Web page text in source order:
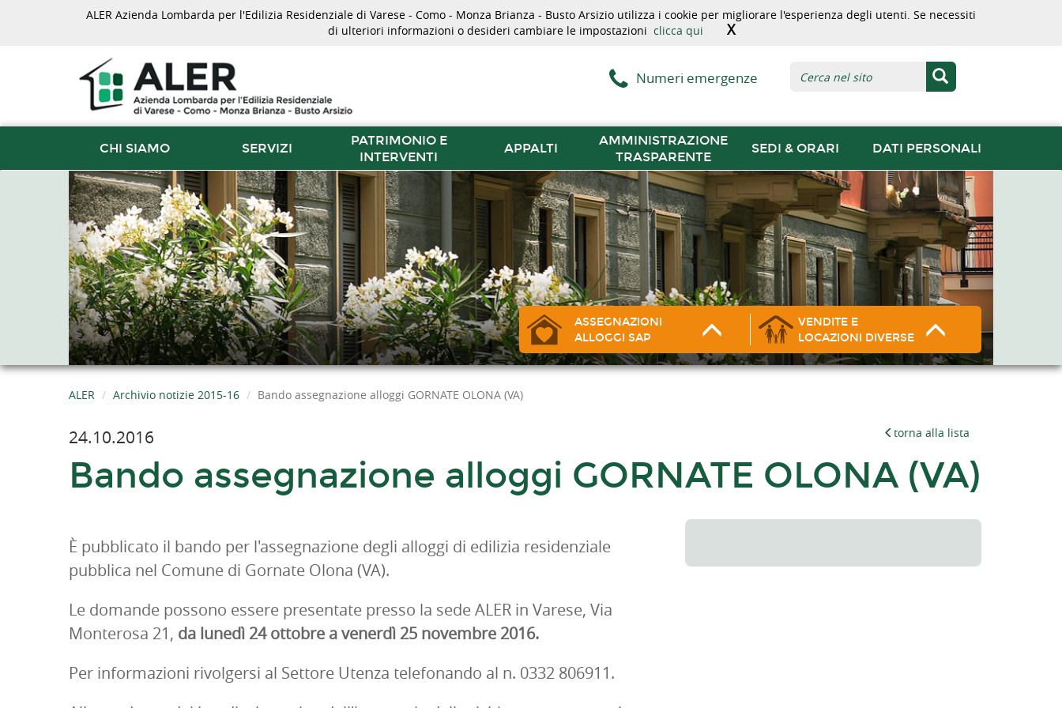
ALER Azienda Lombarda per l'Edilizia Residenziale di Varese - Como - Monza Brianza - Busto Arsizio utilizza i cookie per migliorare l'esperienza degli utenti. Se necessiti
di ulteriori informazioni o desideri cambiare le impostazioni clicca qui X
Numeri emergenze
CHI SIAMO SERVIZI
PATRIMONIO E
INTERVENTI
APPALTI
AMMINISTRAZIONE
TRASPARENTE
SEDI & ORARI DATI PERSONALI
ASSEGNAZIONI
ALLOGGI SAP
VENDITE E
LOCAZIONI DIVERSE
ALER Archivio notizie 2015-16 Bando assegnazione alloggi GORNATE OLONA (VA)
24.10.2016 torna alla lista
Bando assegnazione alloggi GORNATE OLONA (VA)
È pubblicato il bando per l'assegnazione degli alloggi di edilizia residenziale
pubblica nel Comune di Gornate Olona (VA).
Le domande possono essere presentate presso la sede ALER in Varese, Via
Monterosa 21, da lunedì 24 ottobre a venerdì 25 novembre 2016.
Per informazioni rivolgersi al Settore Utenza telefonando al n. 0332 806911.